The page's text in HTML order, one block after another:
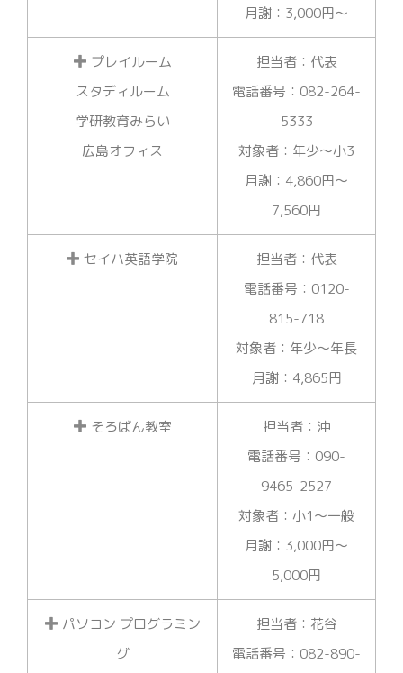
月謝：3,000円～
プレイルーム
スタディルーム
学研教育みらい
広島オフィス
担当者：代表
電話番号：082-264-
5333
対象者：年少～小3
月謝：4,860円～
7,560円
セイハ英語学院
担当者：代表
電話番号：0120-
815-718
対象者：年少～年長
月謝：4,865円
そろばん教室
担当者：沖
電話番号：090-
9465-2527
対象者：小1～一般
月謝：3,000円～
5,000円
パソコン プログラミン
グ
担当者：花谷
電話番号：082-890-